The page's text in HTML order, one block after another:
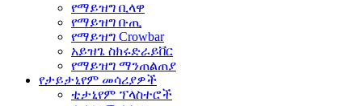
የማይዝግ ቢላዋ
የማይዝግ ቡጢ
የማይዝግ Crowbar
አይዝጌ ስክሩድራይቨር
የማይዝግ ማንጠልጠያ
የታይታኒየም መሳሪያዎች
ቲታኒየም ፕላስተሮች